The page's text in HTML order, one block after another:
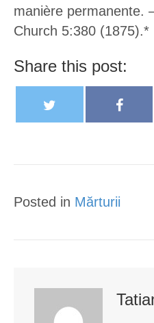
manière permanente.
Church 5:380 (1875).*
Share this post:
w
e
a
Posted in Mărturii